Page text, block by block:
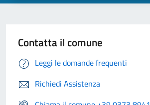
Contatta il comune
Leggi le domande frequenti
Richiedi Assistenza